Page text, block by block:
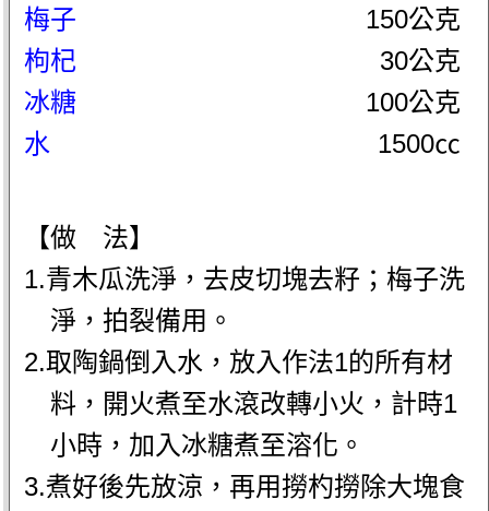
梅子
150公克
枸杞
30公克
冰糖
100公克
水
1500㏄
【做 法】
1.青木瓜洗淨，去皮切塊去籽；梅子洗
淨，拍裂備用。
2.取陶鍋倒入水，放入作法1的所有材
料，開火煮至水滾改轉小火，計時1
小時，加入冰糖煮至溶化。
3.煮好後先放涼，再用撈杓撈除大塊食